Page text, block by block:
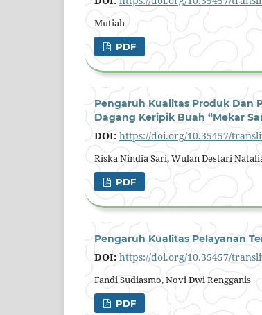
Mutiah
PDF
Pengaruh Kualitas Produk Dan
Dagang Keripik Buah “Mekar
DOI: https://doi.org/10.35457/
Riska Nindia Sari, Wulan Destari
PDF
Pengaruh Kualitas Pelayanan
DOI: https://doi.org/10.35457/
Fandi Sudiasmo, Novi Dwi Rengganis
PDF